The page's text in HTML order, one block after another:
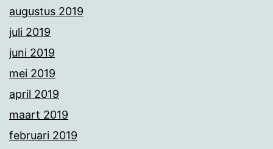
augustus 2019
juli 2019
juni 2019
mei 2019
april 2019
maart 2019
februari 2019